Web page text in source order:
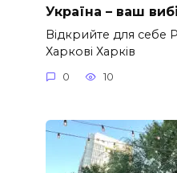
Україна – ваш
Відкрийте для себе
Харкові Харків
0 10